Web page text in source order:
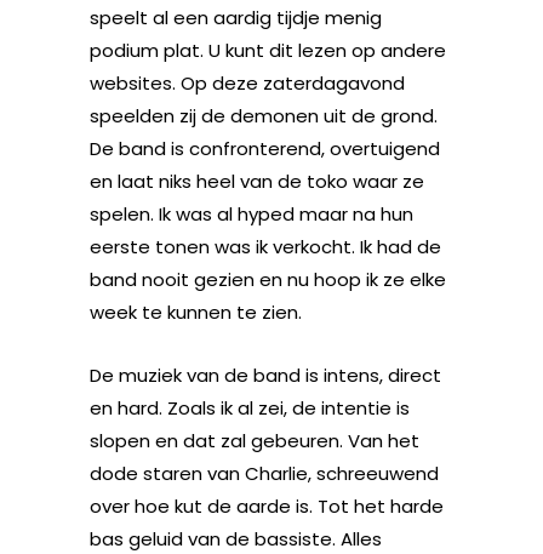
speelt al een aardig tijdje menig
podium plat. U kunt dit lezen op andere
websites. Op deze zaterdagavond
speelden zij de demonen uit de grond.
De band is confronterend, overtuigend
en laat niks heel van de toko waar ze
spelen. Ik was al hyped maar na hun
eerste tonen was ik verkocht. Ik had de
band nooit gezien en nu hoop ik ze elke
week te kunnen te zien.
De muziek van de band is intens, direct
en hard. Zoals ik al zei, de intentie is
slopen en dat zal gebeuren. Van het
dode staren van Charlie, schreeuwend
over hoe kut de aarde is. Tot het harde
bas geluid van de bassiste. Alles